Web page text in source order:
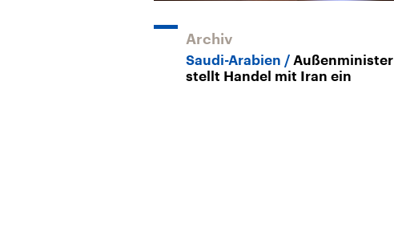
Archiv
Saudi-Arabien
Außenminister
stellt Handel mit Iran ein